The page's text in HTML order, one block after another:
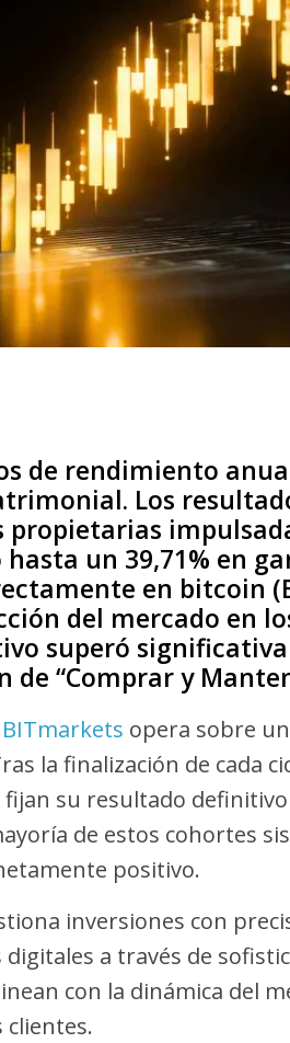
de rendimiento
Los
un 39,71% en
en bitcoin
del mercado en
superó
“Comprar y
BITmarkets opera sobre
la finalización de cada
su resultado
de estos cohortes
positivo.
inversiones con
a través de
con la dinámica del